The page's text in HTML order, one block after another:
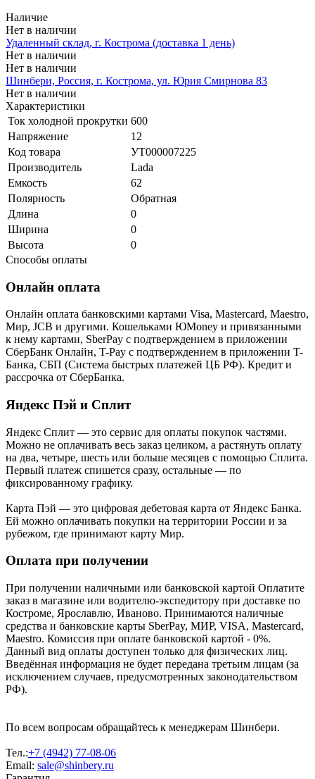
Наличие
Нет в наличии
Удаленный склад, г. Кострома (доставка 1 день)
Нет в наличии
Нет в наличии
Шинбери, Россия, г. Кострома, ул. Юрия Смирнова 83
Нет в наличии
Характеристики
Ток холодной прокрутки 600
Напряжение
12
Код товара
УТ000007225
Производитель
Lada
Емкость
62
Полярность
Обратная
Длина
0
Ширина
0
Высота
0
Способы оплаты
Онлайн оплата
Онлайн оплата банковскими картами Visa, Mastercard, Maestro,
Мир, JCB и другими. Кошельками ЮMoney и привязанными
к нему картами, SberPay с подтверждением в приложении
СберБанк Онлайн, T-Pay с подтверждением в приложении T-
Банка, СБП (Система быстрых платежей ЦБ РФ). Кредит и
рассрочка от СберБанка.
Яндекс Пэй и Сплит
Яндекс Cплит — это сервис для оплаты покупок частями.
Можно не оплачивать весь заказ целиком, а растянуть оплату
на два, четыре, шесть или больше месяцев с помощью Сплита.
Первый платеж спишется сразу, остальные — по
фиксированному графику.
Карта Пэй — это цифровая дебетовая карта от Яндекс Банка.
Ей можно оплачивать покупки на территории России и за
рубежом, где принимают карту Мир.
Оплата при получении
При получении наличными или банковской картой Оплатите
заказ в магазине или водителю-экспедитору при доставке по
Костроме, Ярославлю, Иваново. Принимаются наличные
средства и банковские карты SberPay, МИР, VISA, Mastercard,
Maestro. Комиссия при оплате банковской картой - 0%.
Данный вид оплаты доступен только для физических лиц.
Введённая информация не будет передана третьим лицам (за
исключением случаев, предусмотренных законодательством
РФ).
По всем вопросам обращайтесь к менеджерам Шинбери.
Тел.:+7 (4942) 77-08-06
Email: sale@shinbery.ru